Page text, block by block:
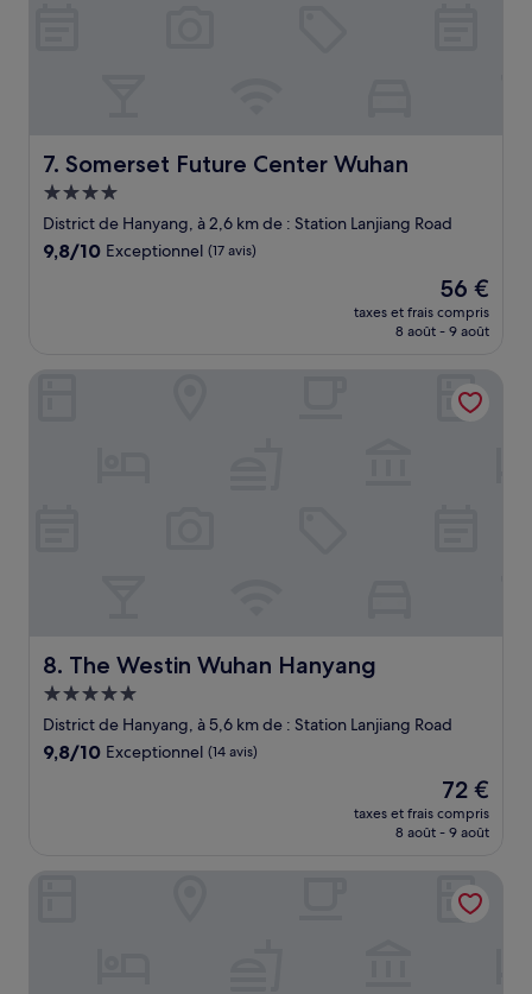
7. Somerset Future Center Wuhan
Somerset Future Center Wuhan
Hébergement
4.0 étoiles
District de Hanyang, à 2,6 km de : Station Lanjiang Road
9.8
9,8/10 Exceptionnel (17 avis)
Le
nouveau
prix
de
56 €
56 €
taxes et frais compris
8 août - 9 août
8. The Westin Wuhan Hanyang
The Westin Wuhan Hanyang
Hébergement
5.0 étoiles
District de Hanyang, à 5,6 km de : Station Lanjiang Road
9.8
9,8/10 Exceptionnel (14 avis)
Le
nouveau
prix
de
72 €
72 €
taxes et frais compris
8 août - 9 août